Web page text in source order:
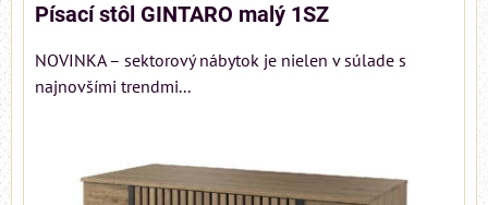
Písací stôl GINTARO malý 1SZ
NOVINKA – sektorový nábytok je nielen v súlade s
najnovšími trendmi...